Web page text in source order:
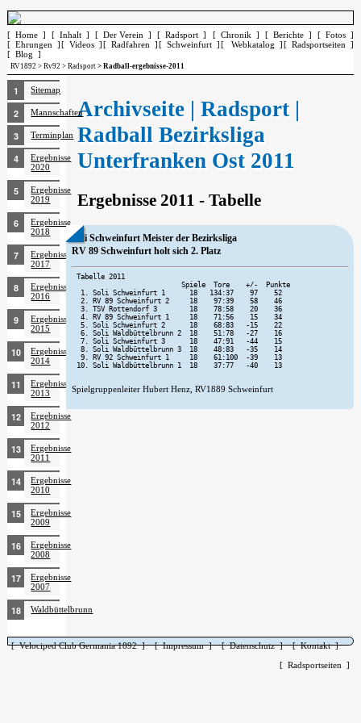
[ Home ] [ Inhalt ] [ Der Verein ] [ Radsport ] [ Chronik ] [ Berichte ]
[ Fotos ]
[ Ehrungen ][ Videos ][ Radfahren ][ Schweinfurt ][ Webkatalog ][ Radsportseiten ]
[ Blog ]
RV1892 >Rv92 >Radsport > Radball-ergebnisse-2011
Sitemap
Mannschaften
Terminplan
Ergebnisse
2020
Ergebnisse
2019
Ergebnisse
2018
Ergebnisse
2017
Ergebnisse
2016
Ergebnisse
2015
Ergebnisse
2014
Ergebnisse
2013
Ergebnisse
2012
Ergebnisse
2011
Ergebnisse
2010
Ergebnisse
2009
Ergebnisse
2008
Ergebnisse
2007
Waldbüttelbrunn
Archivseite | Radsport |
Radball Bezirksliga
Unterfranken Ost 2011
Ergebnisse 2011 - Tabelle
Soli Schweinfurt Meister der Bezirksliga
RV 89 Schweinfurt holt sich 2. Platz
Tabelle 2011
                          Spiele  Tore    +/-  Punkte
1. Soli Schweinfurt 1      18   134:37    97    52
2. RV 89 Schweinfurt 2     18    97:39    58    46
3. TSV Rottendorf 3        18    78:58    20    36
4. RV 89 Schweinfurt 1     18    71:56    15    34
5. Soli Schweinfurt 2      18    68:83   -15    22
6. Soli Waldbüttelbrunn 2  18    51:78   -27    16
7. Soli Schweinfurt 3      18    47:91   -44    15
8. Soli Waldbüttelbrunn 3  18    48:83   -35    14
9. RV 92 Schweinfurt 1     18    61:100  -39    13
Spielgruppenleiter Hubert Henz, RV1889 Schweinfurt
[ Velociped Club Germania 1892 ] [ Impressum ] [ Datenschutz ]
[ Kontakt ]
[ Radsportseiten ]